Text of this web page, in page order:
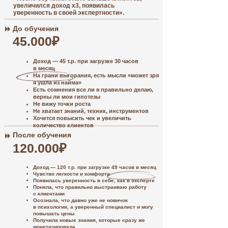
До обучения
45.000₽
Доход — 45 т.р. при загрузке 30 часов
в месяц
На грани выгорания, есть мысли «может зря
я ушла из найма»
Есть сомнения все ли я правильно делаю,
верны ли мои гипотезы
Не вижу точки роста
Не хватает знаний, техник, инструментов
Хочется повысить чек и увеличить
количество клиентов
После обучения
120.000₽
Доход — 120 т.р. при загрузке 49 часов в месяц
Чувство легкости и комфорта
Появилась уверенность в себе, как в эксперте
Поняла, что правильно выстраиваю работу
с клиентами
Осознала, что давно уже не новичок
в психологии, а уверенный специалист и могу
повышать цены
Получила новые знания, которые сразу же
монетизировала
увеличился доход х3, появилась
уверенность в своей экспертности».